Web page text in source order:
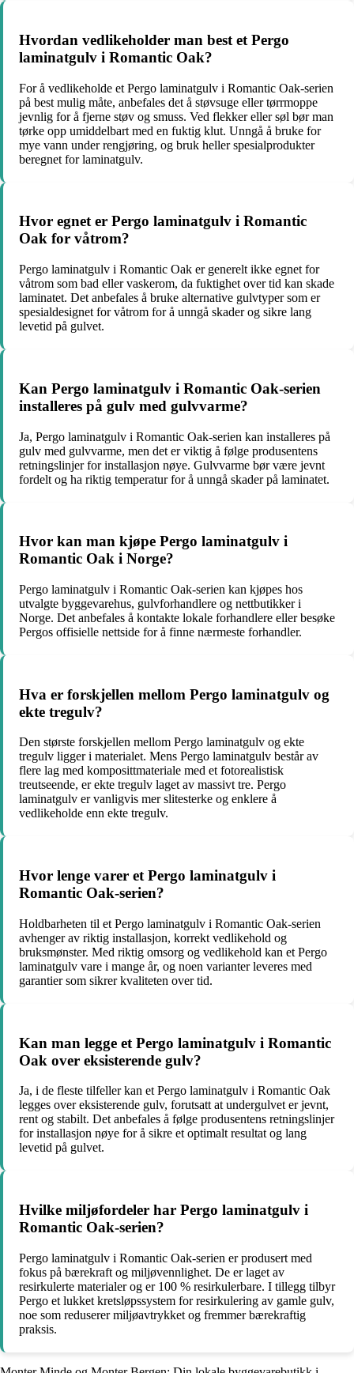
Hvordan vedlikeholder man best et Pergo
laminatgulv i Romantic Oak?
For å vedlikeholde et Pergo laminatgulv i Romantic Oak-serien
på best mulig måte, anbefales det å støvsuge eller tørrmoppe
jevnlig for å fjerne støv og smuss. Ved flekker eller søl bør man
tørke opp umiddelbart med en fuktig klut. Unngå å bruke for
mye vann under rengjøring, og bruk heller spesialprodukter
beregnet for laminatgulv.
Hvor egnet er Pergo laminatgulv i Romantic
Oak for våtrom?
Pergo laminatgulv i Romantic Oak er generelt ikke egnet for
våtrom som bad eller vaskerom, da fuktighet over tid kan skade
laminatet. Det anbefales å bruke alternative gulvtyper som er
spesialdesignet for våtrom for å unngå skader og sikre lang
levetid på gulvet.
Kan Pergo laminatgulv i Romantic Oak-serien
installeres på gulv med gulvvarme?
Ja, Pergo laminatgulv i Romantic Oak-serien kan installeres på
gulv med gulvvarme, men det er viktig å følge produsentens
retningslinjer for installasjon nøye. Gulvvarme bør være jevnt
fordelt og ha riktig temperatur for å unngå skader på laminatet.
Hvor kan man kjøpe Pergo laminatgulv i
Romantic Oak i Norge?
Pergo laminatgulv i Romantic Oak-serien kan kjøpes hos
utvalgte byggevarehus, gulvforhandlere og nettbutikker i
Norge. Det anbefales å kontakte lokale forhandlere eller besøke
Pergos offisielle nettside for å finne nærmeste forhandler.
Hva er forskjellen mellom Pergo laminatgulv og
ekte tregulv?
Den største forskjellen mellom Pergo laminatgulv og ekte
tregulv ligger i materialet. Mens Pergo laminatgulv består av
flere lag med komposittmateriale med et fotorealistisk
treutseende, er ekte tregulv laget av massivt tre. Pergo
laminatgulv er vanligvis mer slitesterke og enklere å
vedlikeholde enn ekte tregulv.
Hvor lenge varer et Pergo laminatgulv i
Romantic Oak-serien?
Holdbarheten til et Pergo laminatgulv i Romantic Oak-serien
avhenger av riktig installasjon, korrekt vedlikehold og
bruksmønster. Med riktig omsorg og vedlikehold kan et Pergo
laminatgulv vare i mange år, og noen varianter leveres med
garantier som sikrer kvaliteten over tid.
Kan man legge et Pergo laminatgulv i Romantic
Oak over eksisterende gulv?
Ja, i de fleste tilfeller kan et Pergo laminatgulv i Romantic Oak
legges over eksisterende gulv, forutsatt at undergulvet er jevnt,
rent og stabilt. Det anbefales å følge produsentens retningslinjer
for installasjon nøye for å sikre et optimalt resultat og lang
levetid på gulvet.
Hvilke miljøfordeler har Pergo laminatgulv i
Romantic Oak-serien?
Pergo laminatgulv i Romantic Oak-serien er produsert med
fokus på bærekraft og miljøvennlighet. De er laget av
resirkulerte materialer og er 100 % resirkulerbare. I tillegg tilbyr
Pergo et lukket kretsløpssystem for resirkulering av gamle gulv,
noe som reduserer miljøavtrykket og fremmer bærekraftig
praksis.